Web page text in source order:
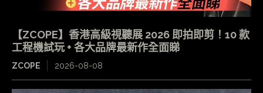
【ZCOPE】香港高級視聽展 2026 即拍即剪！10 款
工程機試玩 + 各大品牌最新作全面睇
ZCOPE 2026-08-08